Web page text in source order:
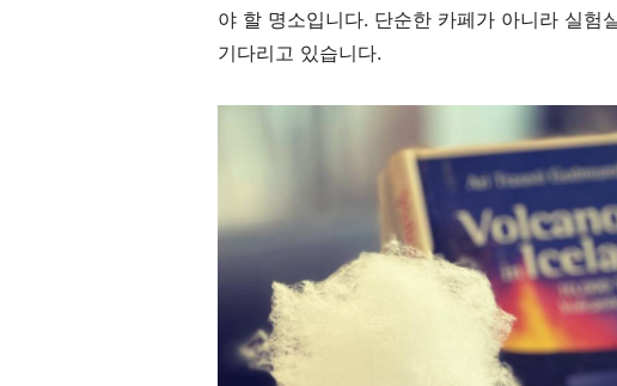
야 할 명소입니다. 단순한 카페가 아니라 실험
기다리고 있습니다.